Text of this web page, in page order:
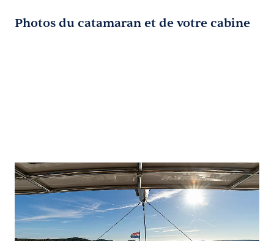
Photos du catamaran et de votre cabine